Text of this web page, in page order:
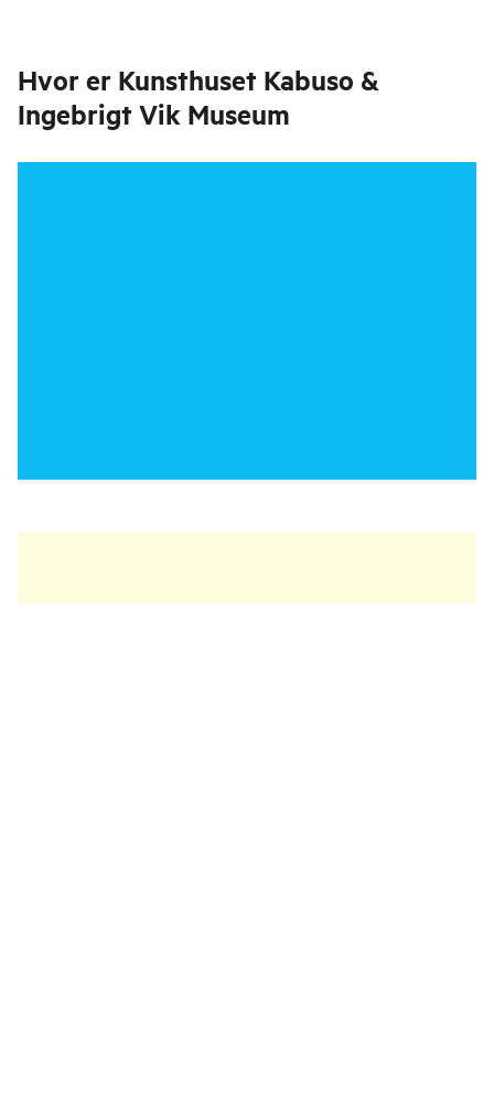
Hvor er Kunsthuset Kabuso &
Ingebrigt Vik Museum